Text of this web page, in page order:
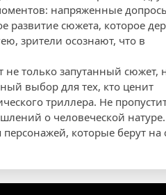
напряженные
сюжета, которое
зрители осознают, что в
не только запутанный сюжет,
выбор для тех, кто ценит
триллера. Не
о человеческой натуре.
которые берут на